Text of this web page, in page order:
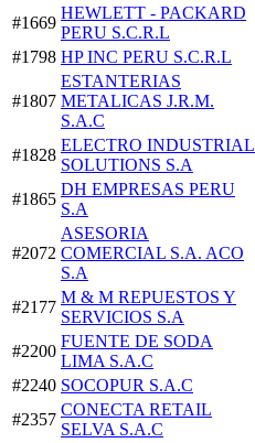
#1669
HEWLETT - PACKARD
PERU S.C.R.L
#1798 HP INC PERU S.C.R.L
#1807
ESTANTERIAS
METALICAS J.R.M.
S.A.C
#1828
ELECTRO INDUSTRIAL
SOLUTIONS S.A
#1865
DH EMPRESAS PERU
S.A
#2072
ASESORIA
COMERCIAL S.A. ACO
S.A
#2177
M & M REPUESTOS Y
SERVICIOS S.A
#2200
FUENTE DE SODA
LIMA S.A.C
#2240 SOCOPUR S.A.C
#2357
CONECTA RETAIL
SELVA S.A.C